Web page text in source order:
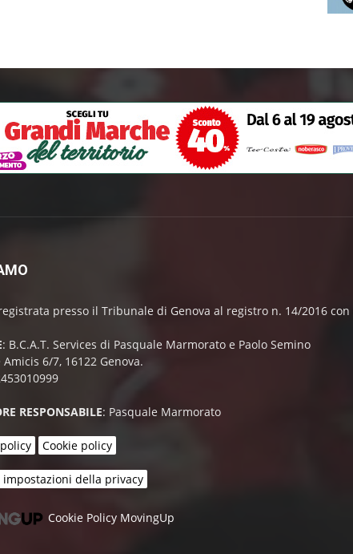
presso il Tribunale di Genova al registro n. 14/2016
: B.C.A.T. Services di Pasquale Marmorato e Paolo Semino
Amicis 6/7, 16122 Genova.
RESPONSABILE: Pasquale Marmorato
Cookie policy
impostazioni della privacy
Cookie Policy MovingUp